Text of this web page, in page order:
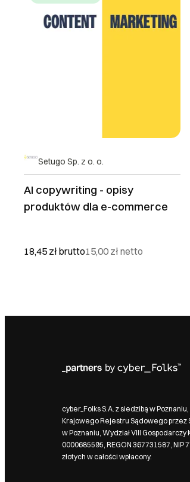
Setugo Sp. z o. o.
AI copywriting - opisy
produktów dla e-commerce
18,45 zł brutto15,00 zł netto
cyber_Folks S.A. z siedzibą w
Krajowego Rejestru Sądowego przez
w Poznaniu, Wydział VIII
0000685595, REGON 367731587, NIP
złotych w całości wpłacony.